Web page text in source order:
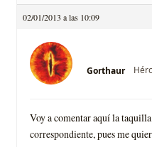
02/01/2013 a las 10:09
Gorthaur
Voy a comentar aquí la
correspondiente, pues me